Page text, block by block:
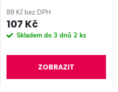
88 Kč bez DPH
107 Kč
Skladem do 3 dnů 2 ks
ZOBRAZIT